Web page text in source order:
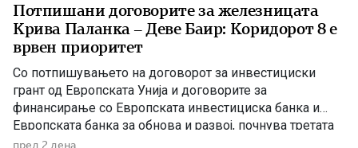
Потпишани договорите за железницата
Крива Паланка – Деве Баир: Коридорот 8 е
врвен приоритет
Со потпишувањето на договорот за инвестициски
грант од Европската Унија и договорите за
финансирање со Европската инвестициска банка и
Европската банка за обнова и развој, почнува третата
фаза од финансирањето на железничката делница
пред 2 дена